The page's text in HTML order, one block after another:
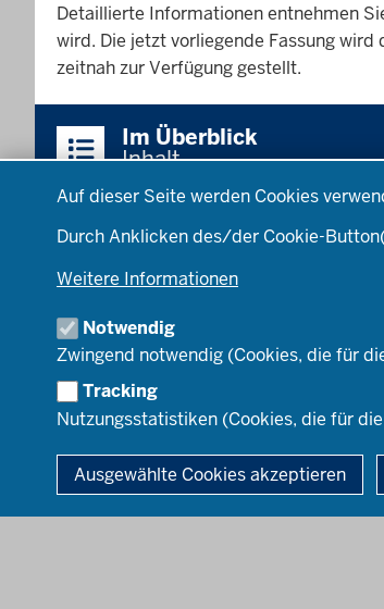
Auf dieser Seite werden Cookies
Durch Anklicken des/der Cookie-
Weitere Informationen
Notwendig
Zwingend notwendig (Cookies, die für
Tracking
Nutzungsstatistiken (Cookies, die für
Ausgewählte Cookies akzeptieren
Detaillierte Informationen entnehmen
wird. Die jetzt vorliegende Fassung
zeitnah zur Verfügung gestellt.
Im Überblick
Inhalt
Startseite